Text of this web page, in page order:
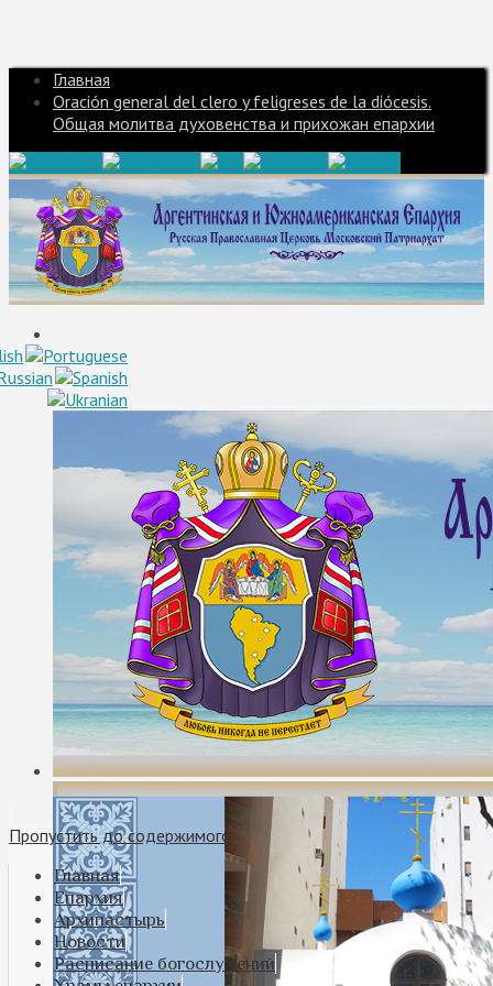
Главная
Oración general del clero y feligreses de la diócesis.
Общая молитва духовенства и прихожан епархии
Пропустить до содержимого
Главная
Епархия
Архипастырь
Новости
Расписание богослужений